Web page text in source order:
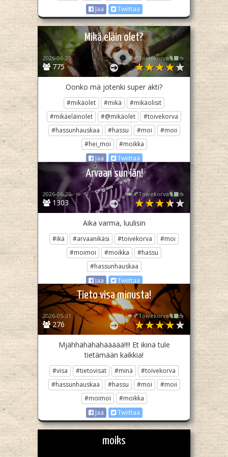
Jaa
Twiittaa
Mikä eläin olet?
775
2026-06-25 🍁🍂Toivekorva🐈‍⬛☕
Oonko mä jotenki super akti?
#mikäolet #mikä
#mikäolisit
#mikäeläinolet
#@mikäolet
#toivekorva
#hassunhauskaa
#hassu #moi
#moii
#hei_moi
#moikka
Jaa
Twiittaa
Arvaan sun iän!
1303
2026-06-25 🍁🍂Toivekorva🐈‍⬛☕
Aika varma, luulisin
#ikä #arvaanikäsi #toivekorva
#moi
#moimoi
#moikka
#hassu
#hassunhauskaa
Jaa
Twiittaa
Tieto visa minusta!
276
2026-05-31 🍁🍂Toivekorva🐈‍⬛☕
Mjähhähähähäääää!!!! Et ikinä tule
tietämään kaikkia!
#visa #tietovisat #minä
#toivekorva
#hassunhauskaa
#hassu #moi
#moii
#moimoi
#moikka
Jaa
Twiittaa
moiks